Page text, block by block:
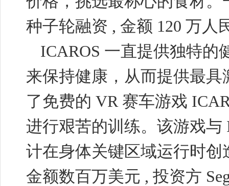
种子轮融资 , 金额 120 万人
ICAROS 一直提供独特的
来保持健康，从而提供最
了免费的 VR 赛车游戏
进行艰苦的训练。该游戏与
计在身体关键区域运行时
金额数百万美元 , 投资方